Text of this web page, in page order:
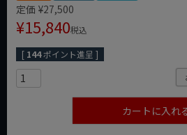
定価 ¥27,500
¥15,840税込
[ 144ポイント進呈 ]
カートに入れ